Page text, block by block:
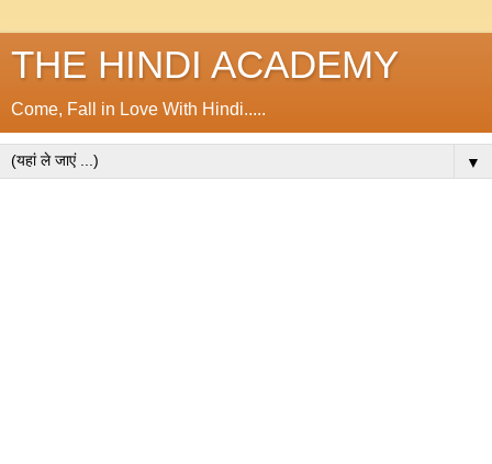
THE HINDI ACADEMY
Come, Fall in Love With Hindi.....
▼